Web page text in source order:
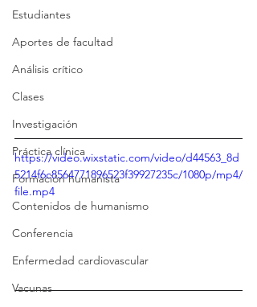
Estudiantes
Aportes de facultad
Análisis crítico
Clases
Investigación
Práctica clínica
Formación humanista
Contenidos de humanismo
Conferencia
Enfermedad cardiovascular
Vacunas
https://video.wixstatic.com/video/d44563_8d
5214f6c8564771896523f39927235c/1080p/mp4/
file.mp4